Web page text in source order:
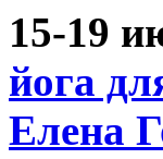
15-19
йога
Елена